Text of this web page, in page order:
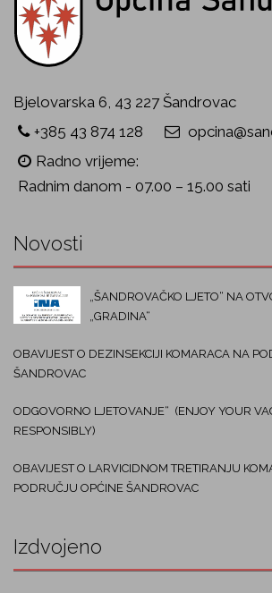
Bjelovarska 6, 43 227 Šandrovac
+385 43 874 128
Radno vrijeme:
Radnim danom - 07.00 – 15.00 sati
Novosti
„ŠANDROVAČKO LJETO“ NA
„GRADINA“
OBAVIJEST O DEZINSEKCIJI KOMARACA NA
ŠANDROVAC
ODGOVORNO LJETOVANJE“ (ENJOY YOUR
RESPONSIBLY)
OBAVIJEST O LARVICIDNOM TRETIRANJU
PODRUČJU OPĆINE ŠANDROVAC
Izdvojeno